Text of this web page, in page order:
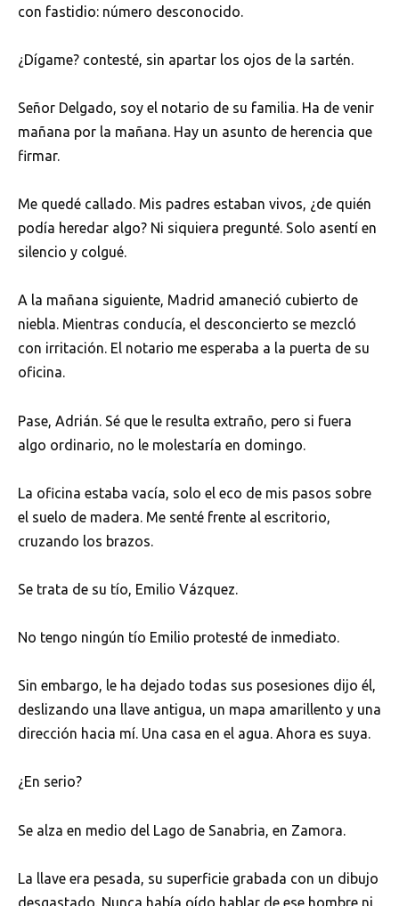
con fastidio: número desconocido.
¿Dígame? contesté, sin apartar los ojos de la sartén.
Señor Delgado, soy el notario de su familia. Ha de venir
mañana por la mañana. Hay un asunto de herencia que
firmar.
Me quedé callado. Mis padres estaban vivos, ¿de quién
podía heredar algo? Ni siquiera pregunté. Solo asentí en
silencio y colgué.
A la mañana siguiente, Madrid amaneció cubierto de
niebla. Mientras conducía, el desconcierto se mezcló
con irritación. El notario me esperaba a la puerta de su
oficina.
Pase, Adrián. Sé que le resulta extraño, pero si fuera
algo ordinario, no le molestaría en domingo.
La oficina estaba vacía, solo el eco de mis pasos sobre
el suelo de madera. Me senté frente al escritorio,
cruzando los brazos.
Se trata de su tío, Emilio Vázquez.
No tengo ningún tío Emilio protesté de inmediato.
Sin embargo, le ha dejado todas sus posesiones dijo él,
deslizando una llave antigua, un mapa amarillento y una
dirección hacia mí. Una casa en el agua. Ahora es suya.
¿En serio?
Se alza en medio del Lago de Sanabria, en Zamora.
La llave era pesada, su superficie grabada con un dibujo
desgastado. Nunca había oído hablar de ese hombre ni